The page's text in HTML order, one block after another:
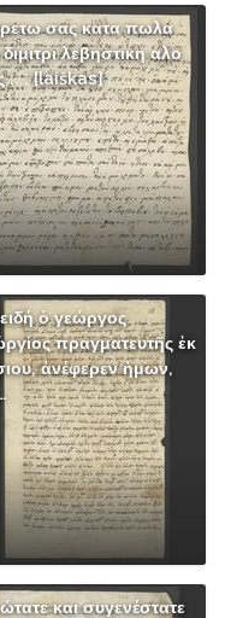
σας κατα πωλα
διμιτρι λεβηστικη αλο
: [laiškas]
ὁ γεώργος
πραγματευτῆς ἐκ
ἀνέφερεν ἡμων,
και συγενέστατε